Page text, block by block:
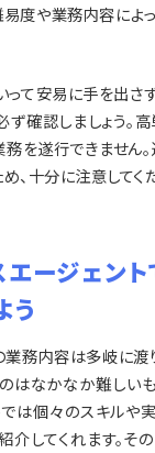
度や業務内容によ
て安易に手を出さず
ず確認しましょう。
を遂行できません
、十分に注意してく
エージェン
う
務内容は多岐に渡
なかなか難しいも
は個々のスキルや
介してくれます。そ